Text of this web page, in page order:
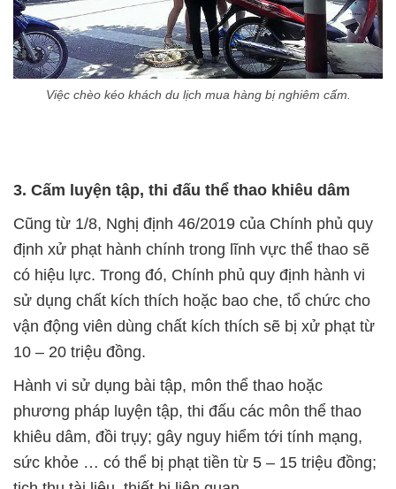
Việc chèo kéo khách du lịch mua hàng bị nghiêm cấm.
3. Cấm luyện tập, thi đấu thể thao khiêu dâm
Cũng từ 1/8, Nghị định 46/2019 của Chính phủ quy
định xử phạt hành chính trong lĩnh vực thể thao sẽ
có hiệu lực. Trong đó, Chính phủ quy định hành vi
sử dụng chất kích thích hoặc bao che, tổ chức cho
vận động viên dùng chất kích thích sẽ bị xử phạt từ
10 – 20 triệu đồng.
Hành vi sử dụng bài tập, môn thể thao hoặc
phương pháp luyện tập, thi đấu các môn thể thao
khiêu dâm, đồi trụy; gây nguy hiểm tới tính mạng,
sức khỏe … có thể bị phạt tiền từ 5 – 15 triệu đồng;